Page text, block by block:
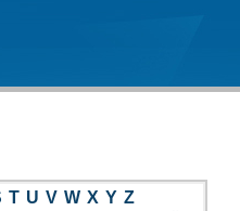
T U V W X Y Z